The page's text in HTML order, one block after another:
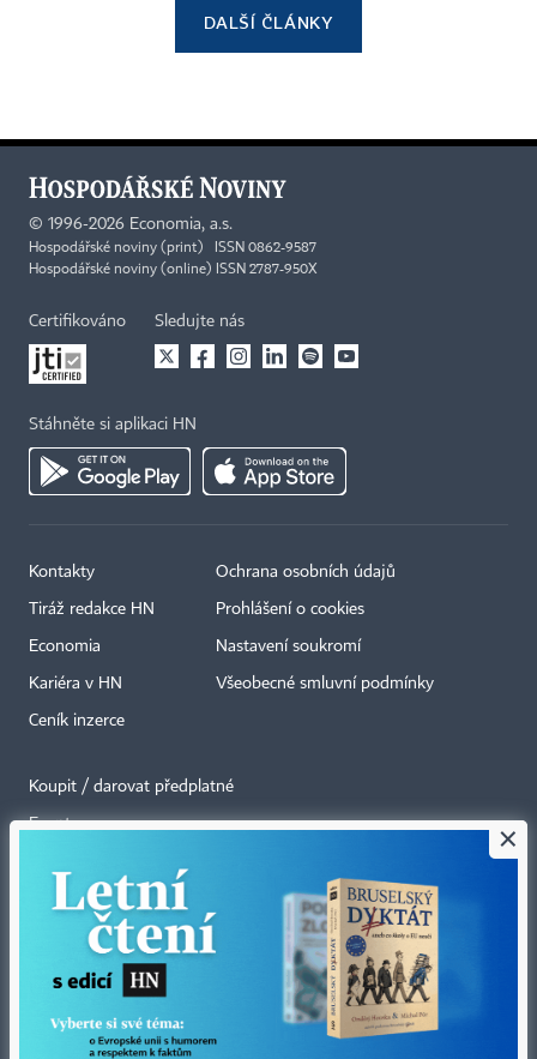
DALŠÍ ČLÁNKY
© 1996-2026 Economia, a.s.
Hospodářské noviny (print) ISSN 0862-9587
Hospodářské noviny (online) ISSN 2787-950X
Certifikováno Sledujte nás
Stáhněte si aplikaci HN
Kontakty
Tiráž redakce HN
Economia
Kariéra v HN
Ceník inzerce
Ochrana osobních údajů
Prohlášení o cookies
Nastavení soukromí
Všeobecné smluvní podmínky
Koupit / darovat předplatné
Eventy
RSS kanály
Autorská práva vykonává vydavatel. Bez písemného svolení vydavatele je
zakázáno jakékoli užití částí nebo celku díla, zejména rozmnožování a šíření
jakýmkoli způsobem, mechanickým nebo elektronickým, v českém nebo
jiném jazyce. Bez souhlasu vydavatele je zakázáno též rozmnožování
×